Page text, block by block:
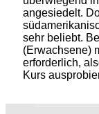
angesiedelt.
sehr beliebt.
(Erwachsene)
erforderlich,
Kurs